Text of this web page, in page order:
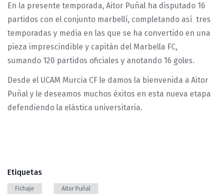
En la presente temporada, Aitor Puñal ha disputado 16
partidos con el conjunto marbellí, completando así tres
temporadas y media en las que se ha convertido en una
pieza imprescindible y capitán del Marbella FC,
sumando 120 partidos oficiales y anotando 16 goles.
Desde el UCAM Murcia CF le damos la bienvenida a Aitor
Puñal y le deseamos muchos éxitos en esta nueva etapa
defendiendo la elástica universitaria.
Etiquetas
Fichaje Aitor Puñal